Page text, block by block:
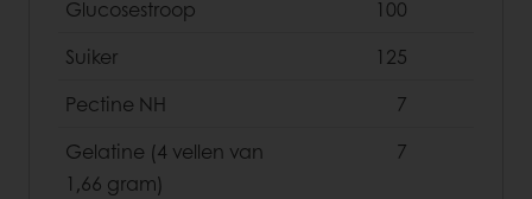
Glucosestroop
100
Suiker
125
Pectine NH
7
Gelatine (4 vellen van
1,66 gram)
7